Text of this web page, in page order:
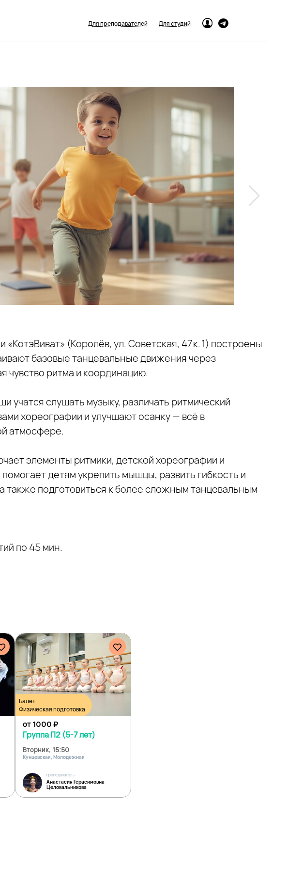
Для преподавателей Для студий
«КотэВиват» (Королёв, ул. Советская, 47 к. 1) построены
базовые танцевальные движения через
чувство ритма и координацию.
учатся слушать музыку, различать ритмический
хореографии и улучшают осанку — всё в
атмосфере.
элементы ритмики, детской хореографии и
детям укрепить мышцы, развить гибкость и
также подготовиться к более сложным танцевальным
по 45 мин.
Балет
Физическая подготовка
от 1000₽
Группа П2 (5-7 лет)
Вторник, 15:50
Кунцевская, Молодежная
преподаватель
Анастасия Герасимовна
Целовальникова